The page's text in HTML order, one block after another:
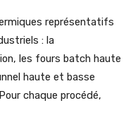
représentatifs
: la
les fours batch haute
haute et basse
chaque procédé,